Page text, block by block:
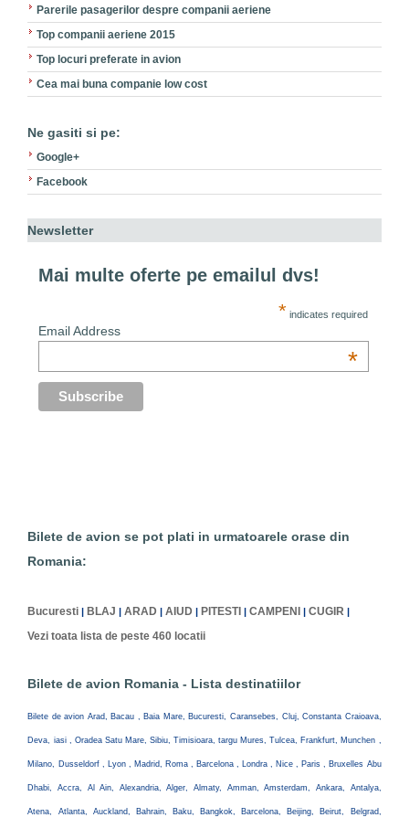
Parerile pasagerilor despre companii aeriene
Top companii aeriene 2015
Top locuri preferate in avion
Cea mai buna companie low cost
Ne gasiti si pe:
Google+
Facebook
Newsletter
Mai multe oferte pe emailul dvs!
* indicates required
Email Address
*
Bilete de avion se pot plati in urmatoarele orase din
Romania:
Bucuresti BLAJ |ARAD |AIUD PITESTI |CAMPENI |CUGIR
Vezi toata lista de peste 460 locatii
Bilete de avion Romania - Lista destinatiilor
Bilete de avion Arad, Bacau , Baia Mare, Bucuresti, Caransebes, Cluj, Constanta Craioava,
Deva, iasi , Oradea Satu Mare, Sibiu, Timisioara, targu Mures, Tulcea, Frankfurt, Munchen ,
Milano, Dusseldorf , Lyon , Madrid, Roma , Barcelona , Londra , Nice , Paris , Bruxelles Abu
Dhabi, Accra, Al Ain, Alexandria, Alger, Almaty, Amman, Amsterdam, Ankara, Antalya,
Atena, Atlanta, Auckland, Bahrain, Baku, Bangkok, Barcelona, Beijing, Beirut, Belgrad,